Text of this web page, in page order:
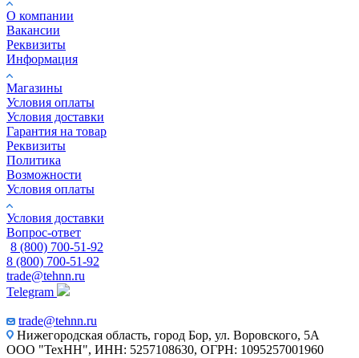
О компании
Вакансии
Реквизиты
Информация
Магазины
Условия оплаты
Условия доставки
Гарантия на товар
Реквизиты
Политика
Возможности
Условия оплаты
Условия доставки
Вопрос-ответ
8 (800) 700-51-92
8 (800) 700-51-92
trade@tehnn.ru
Telegram
trade@tehnn.ru
Нижегородская область, город Бор, ул. Воровского, 5А
ООО "ТехНН", ИНН: 5257108630, ОГРН: 1095257001960